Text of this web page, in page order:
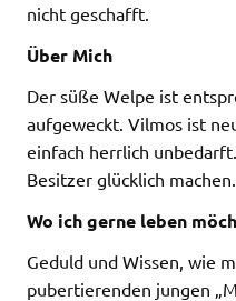
nicht geschafft.
Über Mich
Der süße Welpe ist
aufgeweckt. Vilmos ist
einfach herrlich
Besitzer glücklich machen.
Wo ich gerne leben
Geduld und Wissen, wie
pubertierenden jungen